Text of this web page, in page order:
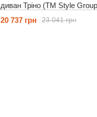
диван Тріно (ТМ Style
23 041 грн
20 737 грн